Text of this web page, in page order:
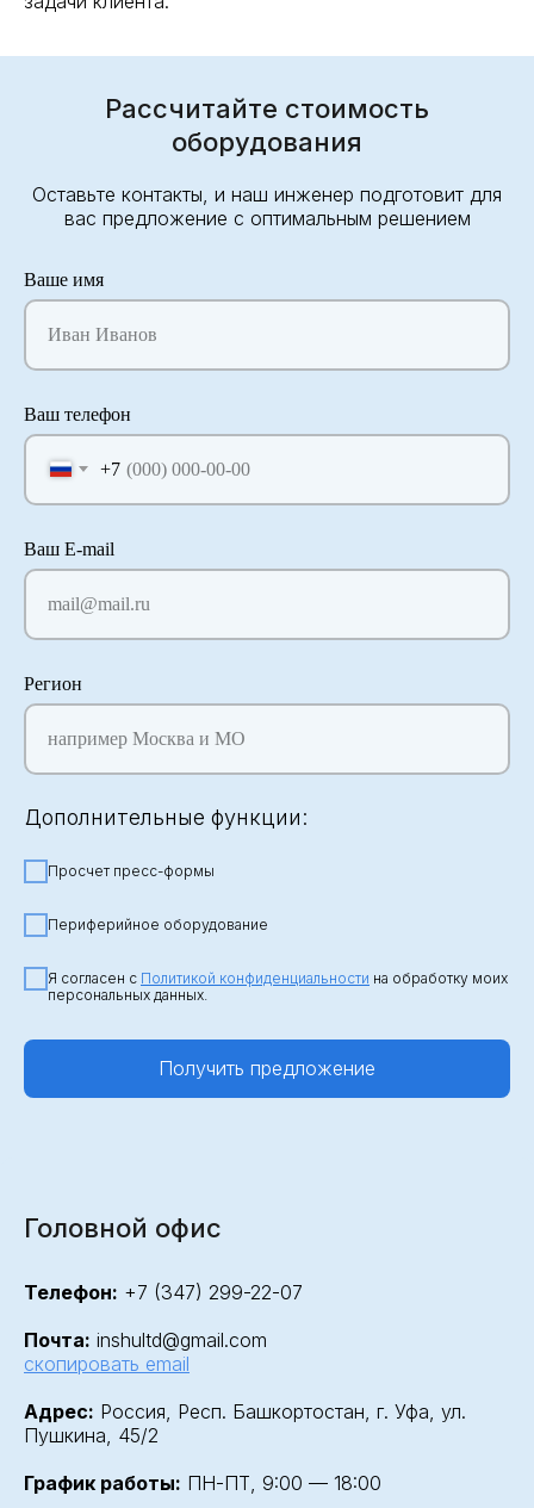
Рассчитайте стоимость
оборудования
Оставьте контакты, и наш инженер подготовит для
вас предложение с оптимальным решением
Ваше имя
Иван Иванов
Ваш телефон
+7
Ваш E-mail
mail@mail.ru
Регион
например Москва и МО
Дополнительные функции:
Просчет пресс-формы
Периферийное оборудование
Я согласен с Политикой конфиденциальности на обработку моих
персональных данных.
Получить предложение
Головной офис
Телефон: +7 (347) 299-22-07
Почта: inshultd@gmail.com
скопировать email
Адрес: Россия, Респ. Башкортостан, г. Уфа, ул.
Пушкина, 45/2
График работы: ПН-ПТ, 9:00 — 18:00